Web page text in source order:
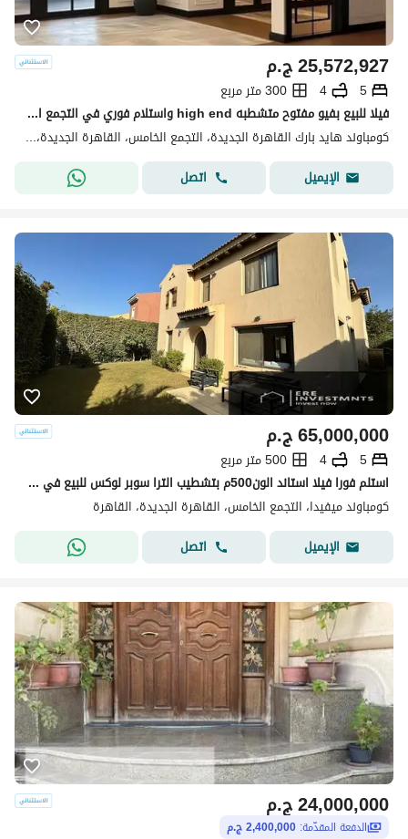
ج.م25,572,927
5
4
300 متر مربع
فيلا للبيع بفيو مفتوح متشطبه high end واستلام فوري في التجمع الخامس يجوار AUC
كومباوند هايد بارك القاهرة الجديدة، التجمع الخامس، القاهرة الجديدة، القاهرة
الإيميل
اتصل
ج.م65,000,000
5
4
500 متر مربع
استلم فورا فيلا استاند الون500م بتشطيب الترا سوبر لوكس للبيع في ميفيدا بارسيل5 اعمار التجمع الخامس - باقل من سعر السو ب5مليون
كومباوند ميفيدا، التجمع الخامس، القاهرة الجديدة، القاهرة
الإيميل
اتصل
ج.م24,000,000
الدفعة المقدّمة: 2,400,000 ج.م